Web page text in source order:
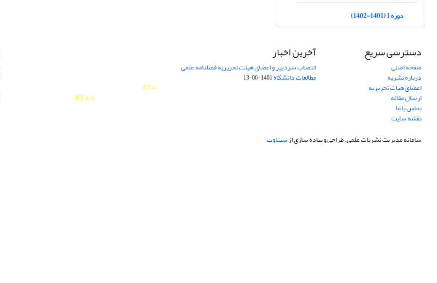
دوره 1 (1401-1402)
دسترسی سریع
صفحه اصلی
درباره نشریه
اعضای هیات تحریریه
ارسال مقاله
تماس با ما
نقشه سایت
آخرین اخبار
انتصاب سردبیر و اعضای هیئت تحریریه فصلنامه علمی
مطالعات دانشگاه1401-06-13
CC-
BY 4.0
سامانه مدیریت نشریات علمی.طراحی و پیاده سازی ازسیناوب